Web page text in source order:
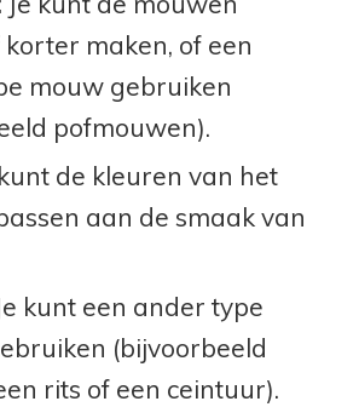
maken, of een
mouw gebruiken
pofmouwen).
de kleuren van het
aan de smaak van
kunt een ander type
(bijvoorbeeld
rits of een ceintuur).